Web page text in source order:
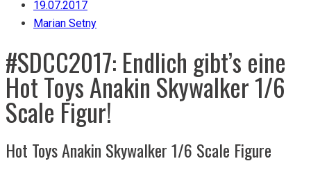
19.07.2017
Marian Setny
#SDCC2017: Endlich gibt’s eine
Hot Toys Anakin Skywalker 1/6
Scale Figur!
Hot Toys Anakin Skywalker 1/6 Scale Figure